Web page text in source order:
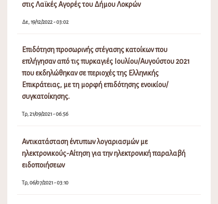
στις Λαϊκές Αγορές του Δήμου Λοκρών
Δε, 19/12/2022 - 03:02
Επιδότηση προσωρινής στέγασης κατοίκων που
επλήγησαν από τις πυρκαγιές Ιουλίου/Αυγούστου 2021
που εκδηλώθηκαν σε περιοχές της Ελληνικής
Επικράτειας, με τη μορφή επιδότησης ενοικίου/
συγκατοίκησης.
Τρ, 21/09/2021 - 06:56
Αντικατάσταση έντυπων λογαριασμών με
ηλεκτρονικούς-Αίτηση για την ηλεκτρονική παραλαβή
ειδοποιήσεων
Τρ, 06/07/2021 - 03:10